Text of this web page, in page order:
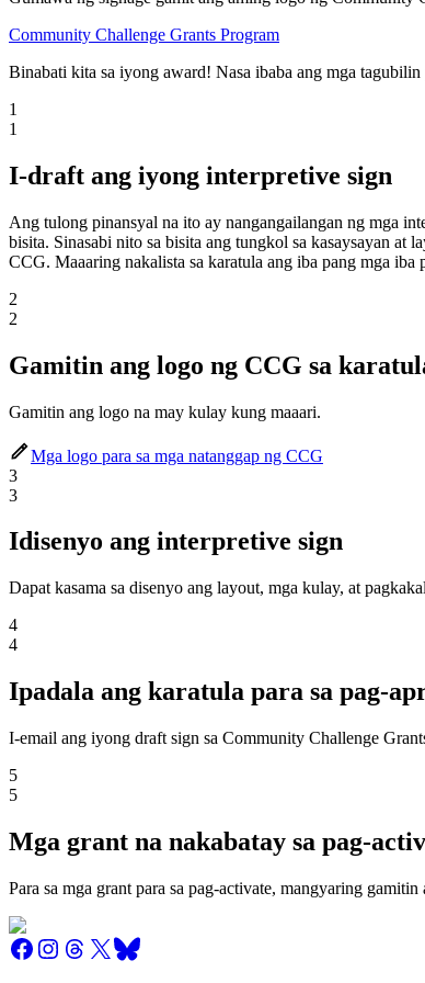
Community Challenge Grants Program
Binabati kita sa iyong award! Nasa ibaba ang mga
1
1
I-draft ang iyong interpretive sign
Ang tulong pinansyal na ito ay nangangailangan ng mga
bisita. Sinasabi nito sa bisita ang tungkol sa kasaysayan at
CCG. Maaaring nakalista sa karatula ang iba pang mga
2
2
Gamitin ang logo ng CCG sa
Gamitin ang logo na may kulay kung maaari.
Mga logo para sa mga natanggap ng CCG
3
3
Idisenyo ang interpretive sign
Dapat kasama sa disenyo ang layout, mga kulay, at
4
4
Ipadala ang karatula para sa pag-
I-email ang iyong draft sign sa Community Challenge
5
5
Mga grant na nakabatay sa pag-
Para sa mga grant para sa pag-activate, mangyaring